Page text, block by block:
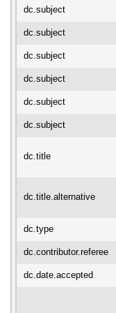
dc.subject
dc.subject
dc.subject
dc.subject
dc.subject
dc.subject
dc.title
dc.title.alternative
dc.type
dc.contributor.referee
dc.date.accepted